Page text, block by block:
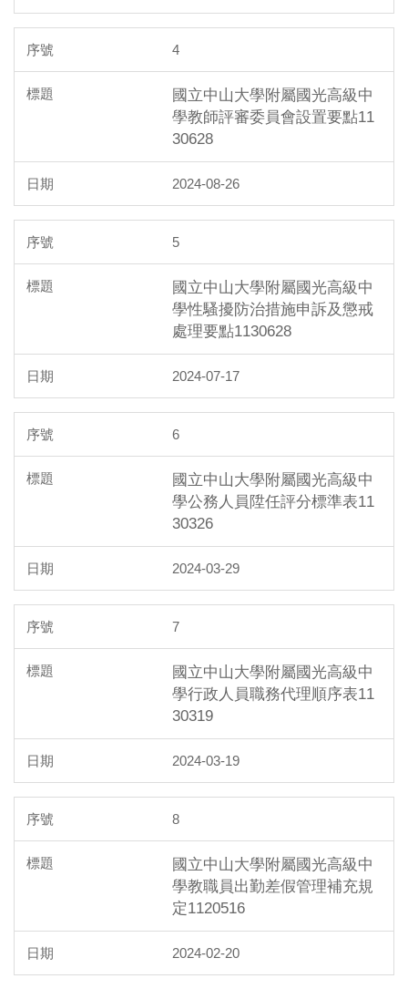
4
國立中山大學附屬國光高級中
學教師評審委員會設置要點11
30628
2024-08-26
5
國立中山大學附屬國光高級中
學性騷擾防治措施申訴及懲戒
處理要點1130628
2024-07-17
6
國立中山大學附屬國光高級中
學公務人員陞任評分標準表11
30326
2024-03-29
7
國立中山大學附屬國光高級中
學行政人員職務代理順序表11
30319
2024-03-19
8
國立中山大學附屬國光高級中
學教職員出勤差假管理補充規
定1120516
2024-02-20